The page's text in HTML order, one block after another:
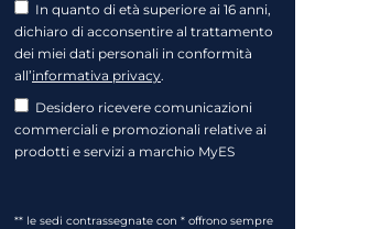
In quanto di età superiore ai 16 anni,
dichiaro di acconsentire al trattamento
dei miei dati personali in conformità
all’informativa privacy.
Desidero ricevere comunicazioni
commerciali e promozionali relative ai
prodotti e servizi a marchio MyES
** le sedi contrassegnate con * offrono sempre